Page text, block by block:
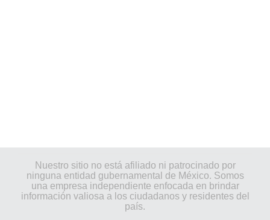
Nuestro sitio no está afiliado ni patrocinado por
ninguna entidad gubernamental de México. Somos
una empresa independiente enfocada en brindar
información valiosa a los ciudadanos y residentes del
país.